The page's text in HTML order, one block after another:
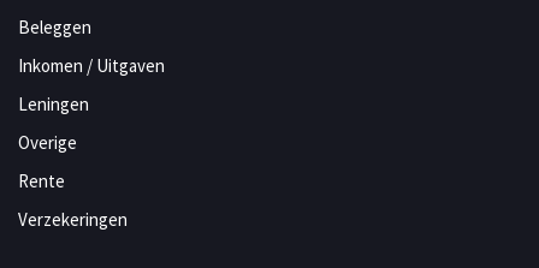
Beleggen
Inkomen / Uitgaven
Leningen
Overige
Rente
Verzekeringen